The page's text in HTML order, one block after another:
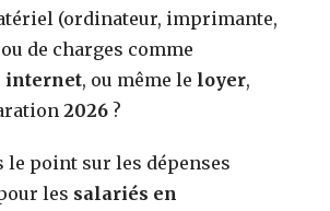
(ordinateur, imprimante,
de charges comme
internet, ou même le loyer,
2026 ?
le point sur les dépenses
les salariés en